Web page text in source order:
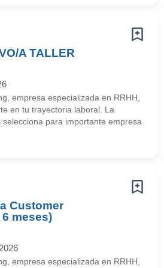
A TALLER
empresa especializada en RRHH,
en tu trayectoria laboral. La
selecciona para importante empresa
Customer
meses)
empresa especializada en RRHH,